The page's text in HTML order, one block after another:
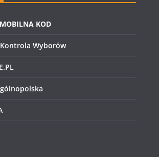
KOD
Wyborów